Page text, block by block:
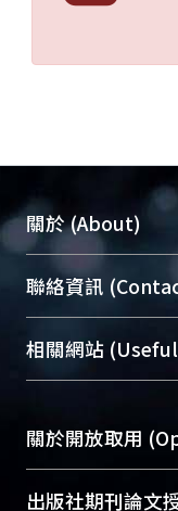
關於 (About)
臺大位居世界頂
展現本校豐碩的
機構典藏（
台，成為臺大學
究能量、促進交
成果。
To permanently
profiles and
聯絡資訊
總館學科館員
醫學圖書館學科
Sciences Library)
相關網站
關於開放取用
開放取用是從使
出版社期刊論文